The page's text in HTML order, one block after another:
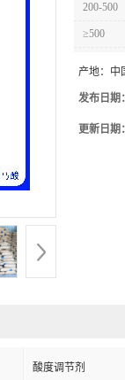
200-500
≥500
产地： 中
发布日期
更新日期
酸度调节剂